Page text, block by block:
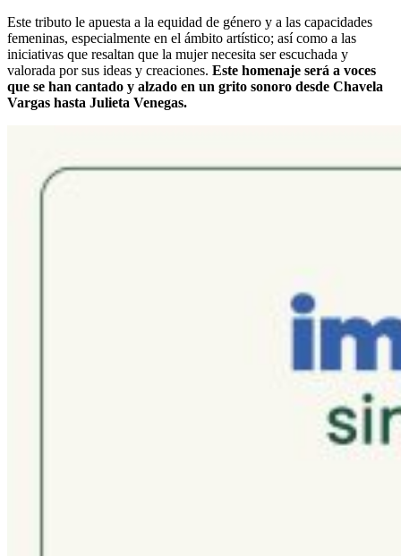
Este tributo le apuesta a la equidad de género y a las capacidades
femeninas, especialmente en el ámbito artístico; así como a las
iniciativas que resaltan que la mujer necesita ser escuchada y
valorada por sus ideas y creaciones. Este homenaje será a voces
que se han cantado y alzado en un grito sonoro desde Chavela
Vargas hasta Julieta Venegas.